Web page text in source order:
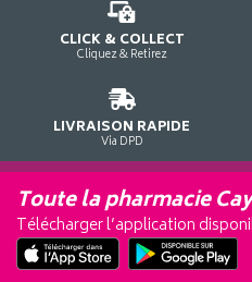
CLICK & COLLECT
Cliquez & Retirez
LIVRAISON RAPIDE
Via DPD
Toute la pharmacie
Télécharger l’application